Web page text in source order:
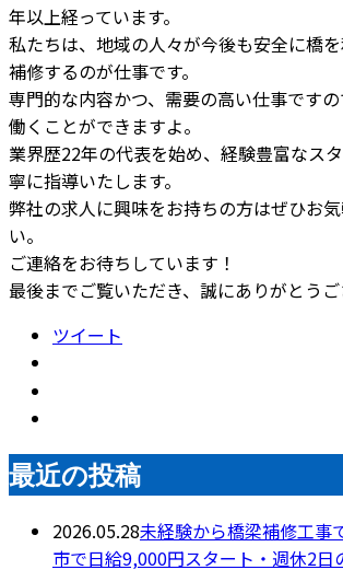
年以上経っています。
私たちは、地域の人々が今後も安全に橋
補修するのが仕事です。
専門的な内容かつ、需要の高い仕事です
働くことができますよ。
業界歴22年の代表を始め、経験豊富なス
寧に指導いたします。
弊社の求人に興味をお持ちの方はぜひお
い。
ご連絡をお待ちしています！
最後までご覧いただき、誠にありがとうご
ツイート
最近の投稿
2026.05.28未経験から橋梁補修工事
市で日給9,000円スタート・週休2日